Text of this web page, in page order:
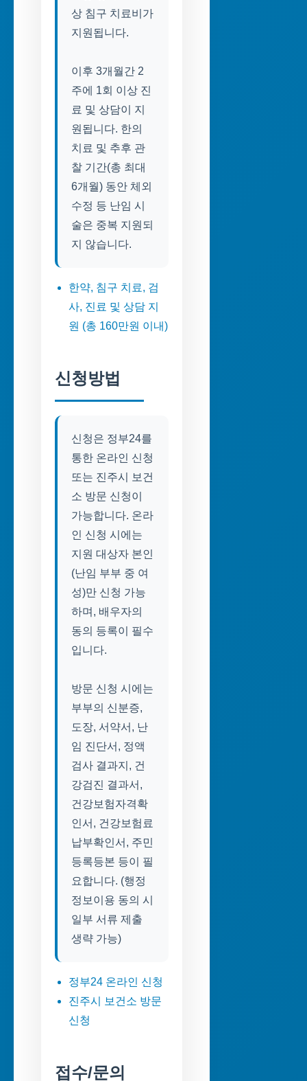
상 침구 치료비가
지원됩니다.
이후 3개월간 2
주에 1회 이상 진
료 및 상담이 지
원됩니다. 한의
치료 및 추후 관
찰 기간(총 최대
6개월) 동안 체외
수정 등 난임 시
술은 중복 지원되
지 않습니다.
한약, 침구 치료, 검
사, 진료 및 상담 지
원 (총 160만원 이내)
신청방법
신청은 정부24를
통한 온라인 신청
또는 진주시 보건
소 방문 신청이
가능합니다. 온라
인 신청 시에는
지원 대상자 본인
(난임 부부 중 여
성)만 신청 가능
하며, 배우자의
동의 등록이 필수
입니다.
방문 신청 시에는
부부의 신분증,
도장, 서약서, 난
임 진단서, 정액
검사 결과지, 건
강검진 결과서,
건강보험자격확
인서, 건강보험료
납부확인서, 주민
등록등본 등이 필
요합니다. (행정
정보이용 동의 시
일부 서류 제출
생략 가능)
정부24 온라인 신청
진주시 보건소 방문
신청
접수/문의